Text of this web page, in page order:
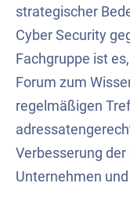
strategischer
Cyber Security
Fachgruppe ist
Forum zum
regelmäßigen
Verbesserung
Unternehmen